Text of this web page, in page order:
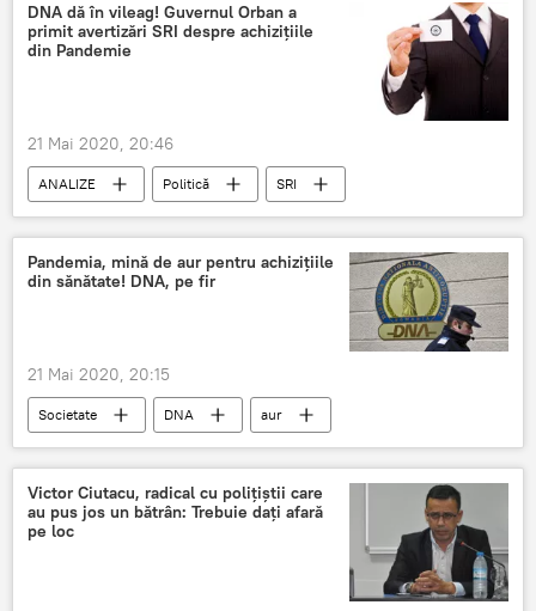
DNA dă în vileag! Guvernul Orban a
primit avertizări SRI despre achizițiile
din Pandemie
21 Mai 2020, 20:46
ANALIZE Politică
SRI
Ludovic Orban
DNA
Pandemia, mină de aur pentru achizițiile
din sănătate! DNA, pe fir
21 Mai 2020, 20:15
Societate DNA
aur
Pandemie
Victor Ciutacu, radical cu polițiștii care
au pus jos un bătrân: Trebuie dați afară
pe loc